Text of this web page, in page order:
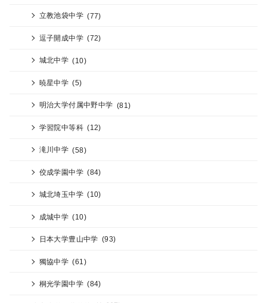
立教池袋中学 (77)
逗子開成中学 (72)
城北中学 (10)
暁星中学 (5)
明治大学付属中野中学 (81)
学習院中等科 (12)
滝川中学 (58)
佼成学園中学 (84)
城北埼玉中学 (10)
成城中学 (10)
日本大学豊山中学 (93)
獨協中学 (61)
桐光学園中学 (84)